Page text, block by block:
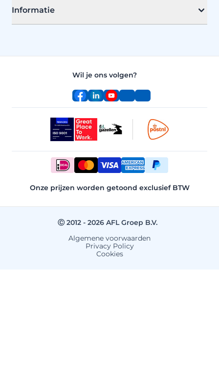
Informatie
Wil je ons volgen?
Facebook
LinkedInYouTubeInstagram
TikTok
Onze prijzen worden getoond exclusief BTW
Ⓒ 2012 - 2026 AFL Groep B.V.
Algemene voorwaarden
Privacy Policy
Cookies